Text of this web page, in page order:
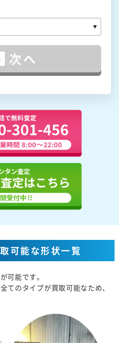
次へ
可能な形状一覧
可能です。
てのタイプが買取可能なため、